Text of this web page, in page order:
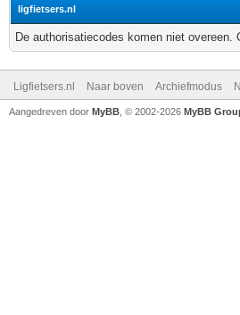
ligfietsers.nl
De authorisatiecodes komen niet
Ligfietsers.nl Naar boven Archiefmodus
Aangedreven door MyBB , © 2002-2026 MyBB